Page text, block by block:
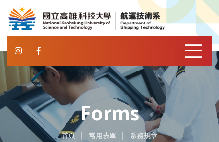
Forms
首頁 常用表單 系務規章